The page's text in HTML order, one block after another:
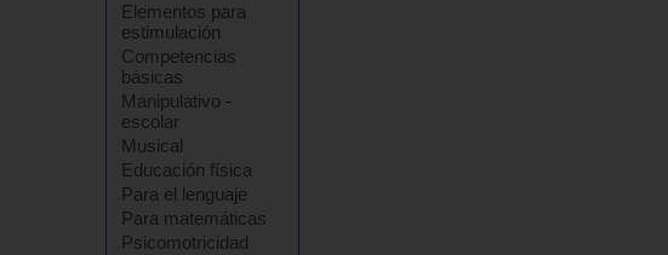
Elementos para
estimulación
Competencias
básicas
Manipulativo -
escolar
Musical
Educación física
Para el lenguaje
Para matemáticas
Psicomotricidad